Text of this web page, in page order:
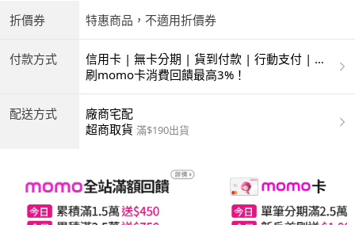
折價券 特惠商品，不適用折價券
付款方式
信用卡 | 無卡分期 | 貨到付款 | 行動支付 | 超
商付款 | ATM | 銀聯卡
刷momo卡消費回饋最高3%！
配送方式
廠商宅配
超商取貨 滿$190出貨